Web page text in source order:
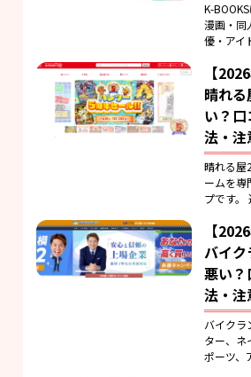
K-
漫画・同
優・アイ
【
晴れ
い？
法・注
晴れる屋
ームを専
プです。
【
バイク
悪い
法・注
バイクラ
ター、ネ
ポーツ、